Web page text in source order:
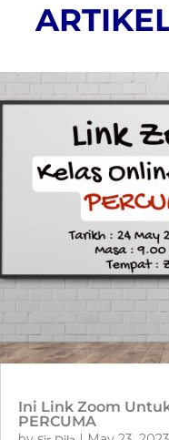
Ini Link Zoom
PERCUMA